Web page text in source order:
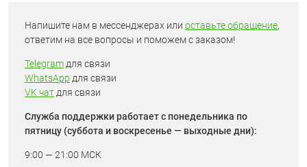
Напишите нам в мессенджерах или оставьте обращение,
ответим на все вопросы и поможем с заказом!
Telegram для связи
WhatsApp для связи
VK чат для связи
Служба поддержки работает с понедельника по
пятницу (суббота и воскресенье — выходные дни):
9:00 — 21:00 МСК